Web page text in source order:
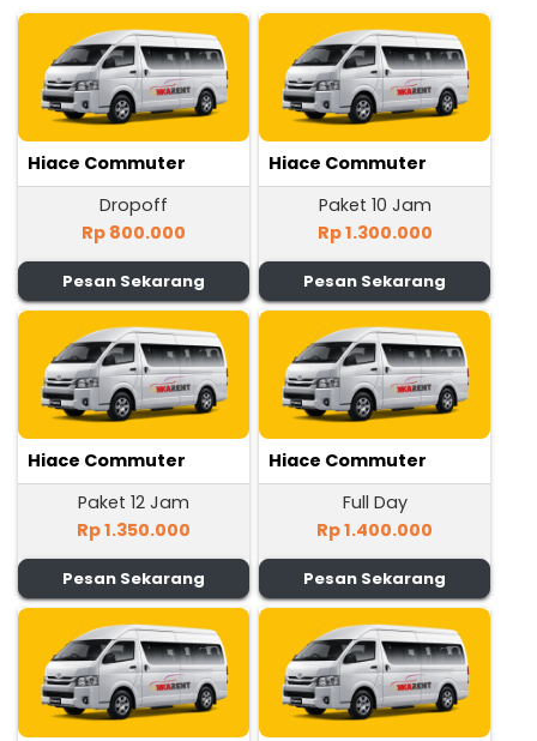
Hiace Commuter
Dropoff
Rp 800.000
Pesan Sekarang
Hiace Commuter
Paket 10 Jam
Rp 1.300.000
Pesan Sekarang
Hiace Commuter
Paket 12 Jam
Rp 1.350.000
Pesan Sekarang
Hiace Commuter
Full Day
Rp 1.400.000
Pesan Sekarang